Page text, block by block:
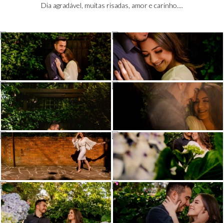
Dia agradável, muitas risadas, amor e carinho....